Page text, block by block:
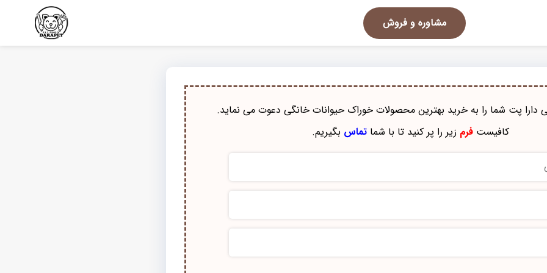
مشاوره و فروش
دارا پت شما را به خرید بهترین محصولات خوراک حيوانات خانگی دعوت می نماید.
کافیستفرم زیر را پر کنید تا با شماتماس بگیریم.